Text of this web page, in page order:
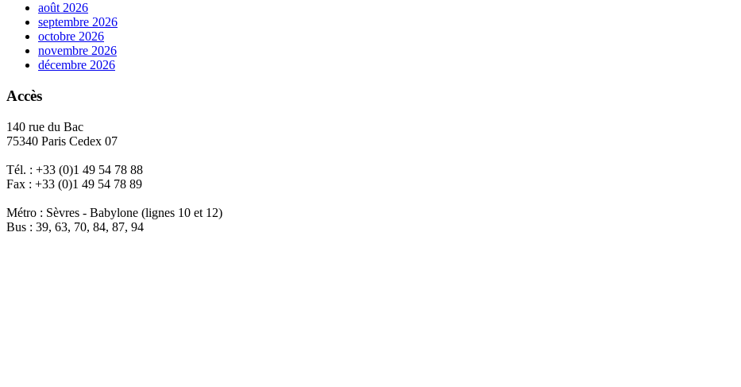
août 2026
septembre 2026
octobre 2026
novembre 2026
décembre 2026
Accès
140 rue du Bac
75340 Paris Cedex 07
Tél. : +33 (0)1 49 54 78 88
Fax : +33 (0)1 49 54 78 89
Métro : Sèvres - Babylone (lignes 10 et 12)
Bus : 39, 63, 70, 84, 87, 94